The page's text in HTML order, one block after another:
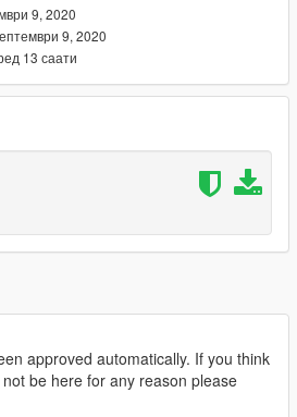
9, 2020
9, 2020
13 саати
approved automatically. If you think
be here for any reason please